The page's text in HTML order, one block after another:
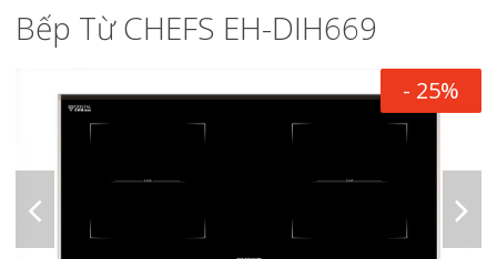
Bếp Từ CHEFS EH-DIH669
- 25%